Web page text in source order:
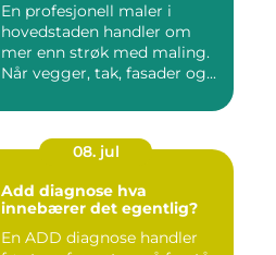
En profesjonell maler i
hovedstaden handler om
mer enn strøk med maling.
Når vegger, tak, fasader og...
08. jul
Add diagnose hva
innebærer det egentlig?
En ADD diagnose handler